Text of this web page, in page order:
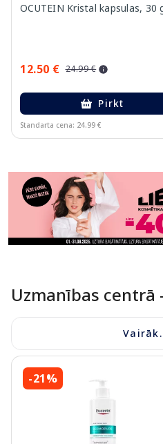
OCUTEIN Kristal kapsulas, 30
12.50 € 24.99 €
Pirkt
Standarta cena: 24.99 €
Uzmanības centrā
-21%